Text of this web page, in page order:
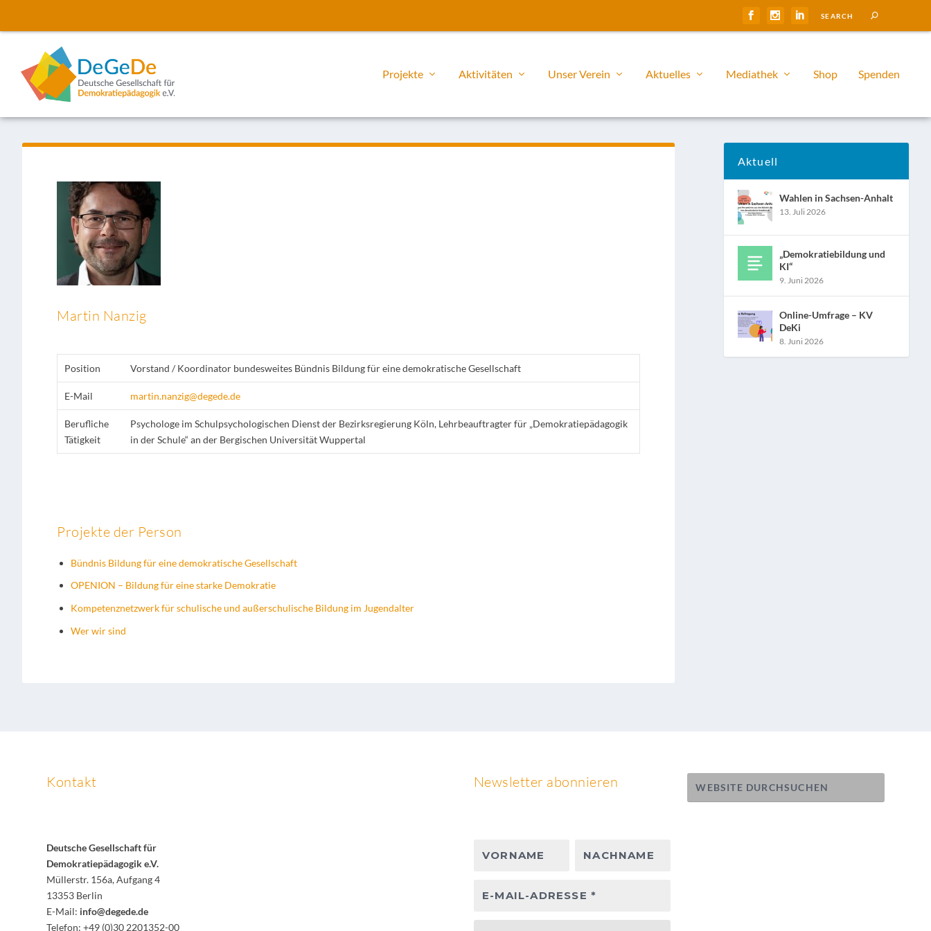
Projekte Aktivitäten Unser Verein Aktuelles Mediathek Shop Spenden
Martin Nanzig
Position Vorstand / Koordinator bundesweites Bündnis Bildung für eine demokratische Gesellschaft
E-Mail martin.nanzig@degede.de
Berufliche
Tätigkeit
Psychologe im Schulpsychologischen Dienst der Bezirksregierung Köln, Lehrbeauftragter für „Demokratiepädagogik
in der Schule“ an der Bergischen Universität Wuppertal
Projekte der Person
Bündnis Bildung für eine demokratische Gesellschaft
OPENION – Bildung für eine starke Demokratie
Kompetenznetzwerk für schulische und außerschulische Bildung im Jugendalter
Wer wir sind
Aktuell
Wahlen in Sachsen-Anhalt
13. Juli 2026
„Demokratiebildung und
KI“
9. Juni 2026
Online-Umfrage – KV
DeKi
8. Juni 2026
Kontakt
Deutsche Gesellschaft für
Demokratiepädagogik e.V.
Müllerstr. 156a, Aufgang 4
13353 Berlin
E-Mail: info@degede.de
Telefon: +49 (0)30 2201352-00
Newsletter abonnieren